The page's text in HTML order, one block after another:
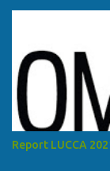
come area
molto importante
Marsiglia ha il
Napoli e le banlieu
rapporto della
sudamerica, in
multietnica, con un
nonostante il
Report LUCCA